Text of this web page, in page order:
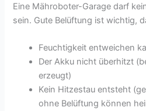
Eine Mähroboter-Garage darf
sein. Gute Belüftung ist wichtig,
Feuchtigkeit entweichen
Der Akku nicht überhitzt
erzeugt)
Kein Hitzestau entsteht
ohne Belüftung können